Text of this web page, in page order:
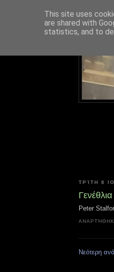
ΤΡΊΤΗ 8
Γενέθλια
Peter
Νεότερη
This site uses
are shared with
statistics, and to